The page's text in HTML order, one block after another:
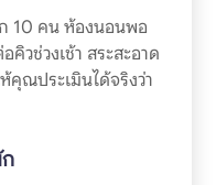
10 คน ห้องนอนพอ
วช่วงเช้า สระสะอาด
คุณประเมินได้จริงว่า